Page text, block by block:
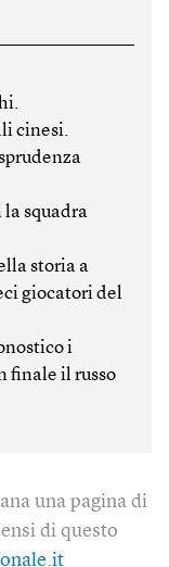
cinesi.
la squadra
storia a
giocatori del
i
finale il russo
una pagina di
di questo